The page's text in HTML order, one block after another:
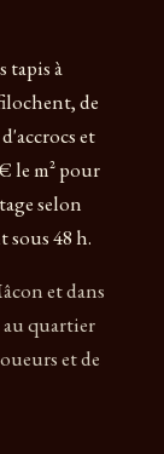
tapis à
de
et
le m² pour
selon
sous 48 h.
et dans
au quartier
et de